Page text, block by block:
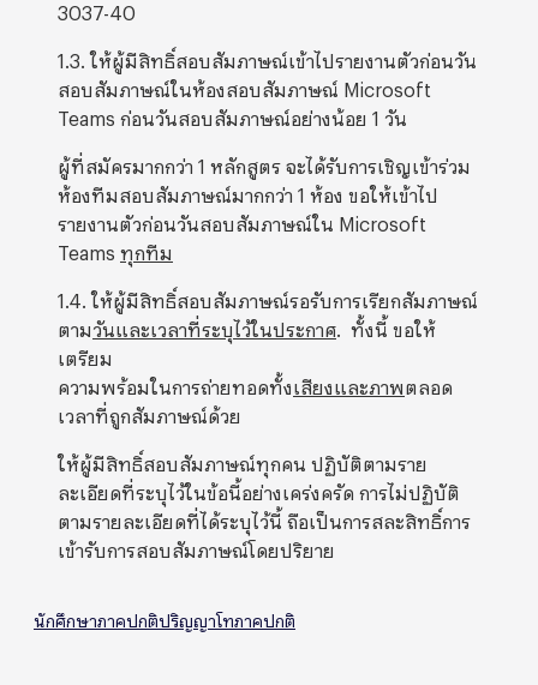
3037-40
1.3. ให้ผู้มีสิทธิ์สอบสัมภาษณ์เข้าไปรายงานตัวก่อนวัน
สอบสัมภาษณ์ในห้องสอบสัมภาษณ์ Microsoft
Teams ก่อนวันสอบสัมภาษณ์อย่างน้อย 1 วัน
ผู้ที่สมัครมากกว่า 1 หลักสูตร จะได้รับการเชิญเข้าร่วม
ห้องทีมสอบสัมภาษณ์มากกว่า 1 ห้อง ขอให้เข้าไป
รายงานตัวก่อนวันสอบสัมภาษณ์ใน Microsoft
Teams ทุกทีม
1.4. ให้ผู้มีสิทธิ์สอบสัมภาษณ์รอรับการเรียกสัมภาษณ์
ตามวันและเวลาที่ระบุไว้ในประกาศ . ทั้งนี้ ขอให้
เตรียม
ความพร้อมในการถ่ายทอดทั้ง เสียงและภาพ ตลอด
เวลาที่ถูกสัมภาษณ์ด้วย
ให้ผู้มีสิทธิ์สอบสัมภาษณ์ทุกคน ปฏิบัติตามราย
ละเอียดที่ระบุไว้ในข้อนี้อย่างเคร่งครัด การไม่ปฏิบัติ
ตามรายละเอียดที่ได้ระบุไว้นี้ ถือเป็นการสละสิทธิ์การ
เข้ารับการสอบสัมภาษณ์โดยปริยาย
นักศึกษาภาคปกติปริญญาโทภาคปกติ